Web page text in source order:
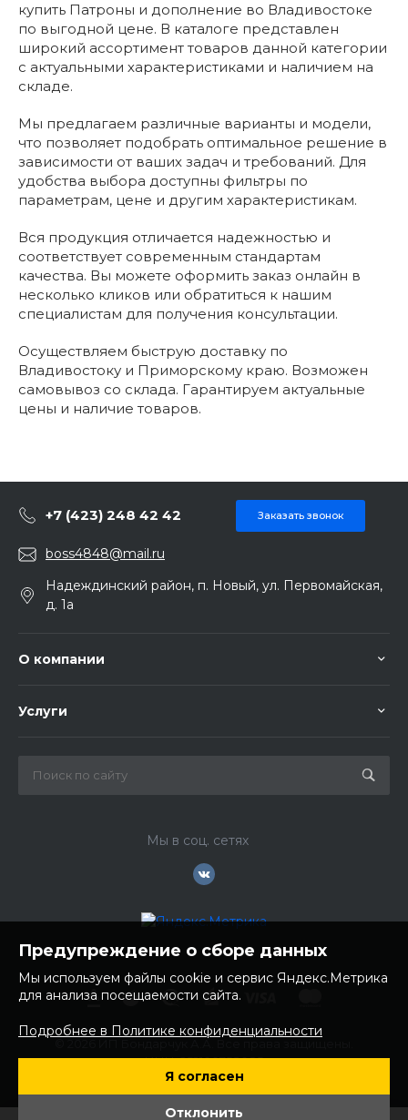
купить Патроны и дополнение во Владивостоке
по выгодной цене. В каталоге представлен
широкий ассортимент товаров данной категории
с актуальными характеристиками и наличием на
складе.
Мы предлагаем различные варианты и модели,
что позволяет подобрать оптимальное решение в
зависимости от ваших задач и требований. Для
удобства выбора доступны фильтры по
параметрам, цене и другим характеристикам.
Вся продукция отличается надежностью и
соответствует современным стандартам
качества. Вы можете оформить заказ онлайн в
несколько кликов или обратиться к нашим
специалистам для получения консультации.
Осуществляем быструю доставку по
Владивостоку и Приморскому краю. Возможен
самовывоз со склада. Гарантируем актуальные
цены и наличие товаров.
+7 (423) 248 42 42 Заказать звонок
boss4848@mail.ru
Надеждинский район, п. Новый, ул. Первомайская,
д. 1а
О компании
Услуги
Мы в соц. сетях
ИНН: 252100758085
ОГРНИП: 304250236200270
Юр. адрес: 692481 Приморский край, Надеждинский район,
с. Вольно- Надеждинское, ул. Торопова 12
Предупреждение о сборе данных
Мы используем файлы cookie и сервис Яндекс.Метрика
для анализа посещаемости сайта.
Подробнее в Политике конфиденциальности
Я согласен
Отклонить